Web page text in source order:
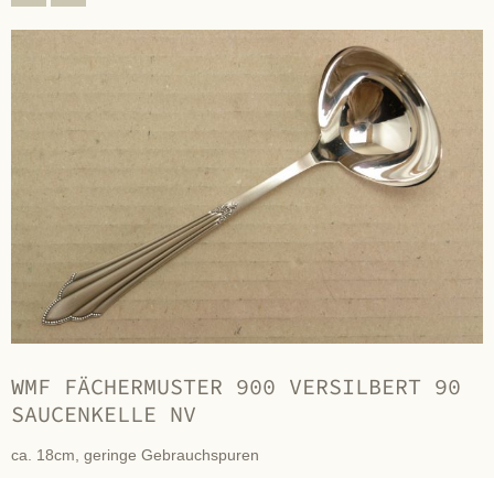
WMF FÄCHERMUSTER 900 VERSILBERT 90
SAUCENKELLE NV
ca. 18cm, geringe Gebrauchspuren